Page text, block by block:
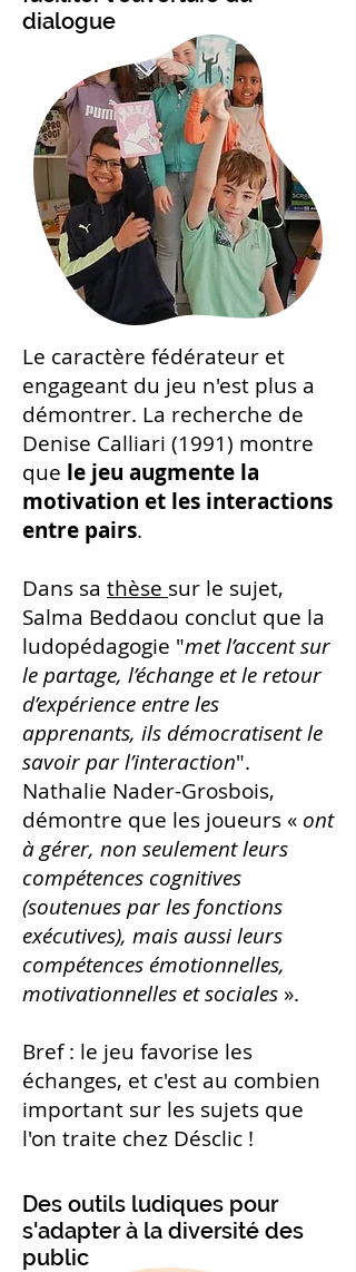
dialogue
Le caractère fédérateur et
engageant du jeu n'est plus a
démontrer. La recherche de
Denise Calliari (1991) montre
que le jeu augmente la
motivation et les interactions
entre pairs.
Dans sa thèse sur le sujet,
Salma Beddaou conclut que la
ludopédagogie "met l’accent sur
le partage, l’échange et le retour
d’expérience entre les
apprenants, ils démocratisent le
savoir par l’interaction".
Nathalie Nader-Grosbois,
démontre que les joueurs « ont
à gérer, non seulement leurs
compétences cognitives
(soutenues par les fonctions
exécutives), mais aussi leurs
compétences émotionnelles,
motivationnelles et sociales ».
Bref : le jeu favorise les
échanges, et c'est au combien
important sur les sujets que
l'on traite chez Désclic !
Des outils ludiques pour
s'adapter à la diversité des
public